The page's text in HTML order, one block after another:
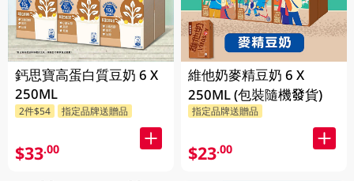
鈣思寶高蛋白質豆奶 6 X
250ML
2件$54 指定品牌送贈品
$33.00
維他奶麥精豆奶 6 X
250ML (包裝隨機發貨)
指定品牌送贈品
$23.00